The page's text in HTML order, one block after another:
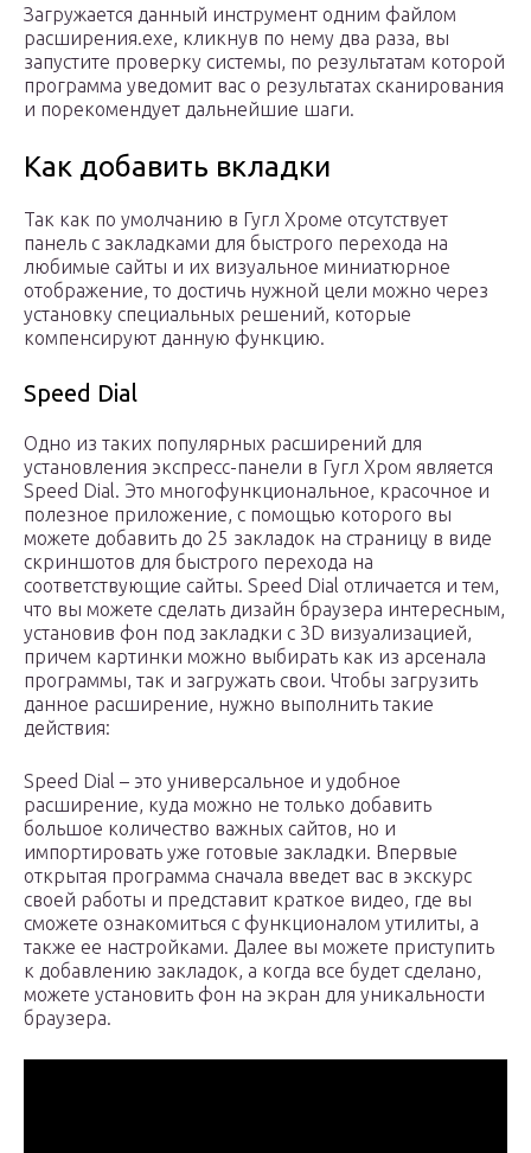
Загружается данный инструмент одним файлом
расширения.exe, кликнув по нему два раза, вы
запустите проверку системы, по результатам которой
программа уведомит вас о результатах сканирования
и порекомендует дальнейшие шаги.
Как добавить вкладки
Так как по умолчанию в Гугл Хроме отсутствует
панель с закладками для быстрого перехода на
любимые сайты и их визуальное миниатюрное
отображение, то достичь нужной цели можно через
установку специальных решений, которые
компенсируют данную функцию.
Speed Dial
Одно из таких популярных расширений для
установления экспресс-панели в Гугл Хром является
Speed Dial. Это многофункциональное, красочное и
полезное приложение, с помощью которого вы
можете добавить до 25 закладок на страницу в виде
скриншотов для быстрого перехода на
соответствующие сайты. Speed Dial отличается и тем,
что вы можете сделать дизайн браузера интересным,
установив фон под закладки с 3D визуализацией,
причем картинки можно выбирать как из арсенала
программы, так и загружать свои. Чтобы загрузить
данное расширение, нужно выполнить такие
действия:
Speed Dial – это универсальное и удобное
расширение, куда можно не только добавить
большое количество важных сайтов, но и
импортировать уже готовые закладки. Впервые
открытая программа сначала введет вас в экскурс
своей работы и представит краткое видео, где вы
сможете ознакомиться с функционалом утилиты, а
также ее настройками. Далее вы можете приступить
к добавлению закладок, а когда все будет сделано,
можете установить фон на экран для уникальности
браузера.